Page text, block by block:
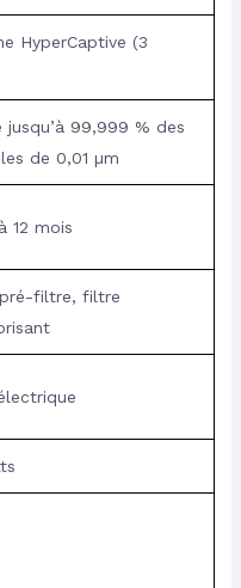
HyperCaptive (3
jusqu’à 99,999 % des
de 0,01 µm
12 mois
pré-filtre, filtre